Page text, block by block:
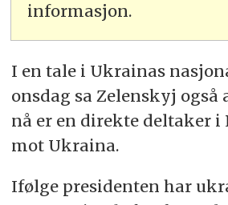
informasjon.
I en tale i Ukrainas
onsdag sa Zelenskyj også
nå er en direkte deltaker i
mot Ukraina.
Ifølge presidenten har